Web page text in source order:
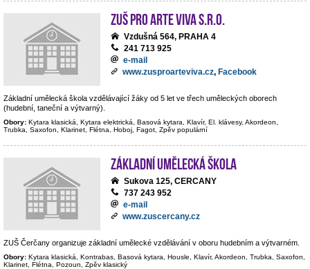
ZUŠ PRO ARTE VIVA s.r.o.
Vzdušná 564, PRAHA 4
241 713 925
e-mail
www.zusproarteviva.cz, Facebook
Základní umělecká škola vzdělávající žáky od 5 let ve třech uměleckých oborech
(hudební, taneční a výtvarný).
Obory: Kytara klasická, Kytara elektrická, Basová kytara, Klavír, El. klávesy, Akordeon,
Trubka, Saxofon, Klarinet, Flétna, Hoboj, Fagot, Zpěv populární
Základní umělecká škola
Sukova 125, CERCANY
737 243 952
e-mail
www.zuscercany.cz
ZUŠ Čerčany organizuje základní umělecké vzdělávání v oboru hudebním a výtvarném.
Obory: Kytara klasická, Kontrabas, Basová kytara, Housle, Klavír, Akordeon, Trubka, Saxofon,
Klarinet, Flétna, Pozoun, Zpěv klasický